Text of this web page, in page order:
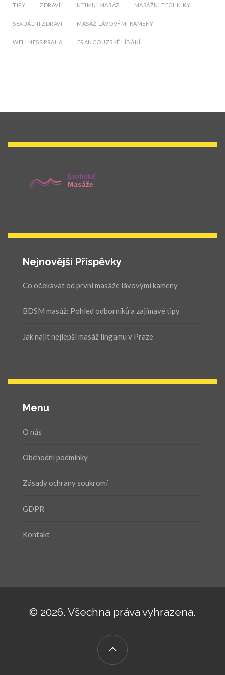
TIPY ZDRAVÍ INTIMNÍ MASÁŽ MASÁŽNÍ TECHNIKY
SEXUÁLNÍ ZDRAVÍ MASÁŽ LÁVOVÝMI KAMENY
WELLNESS PRAHA FRANCOUZSKÉ LÍBÁNÍ
Nejnovější Příspěvky
Co očekávat od první masáže lávovými kameny
BDSM masáž: Pohled odborníků a zajímavé tipy
Jak najít nejlepší masáž lingamu v Praze
Menu
O nás
Obchodní podmínky
Zásady ochrany soukromí
GDPR
Kontakt
© 2026. Všechna práva vyhrazena.